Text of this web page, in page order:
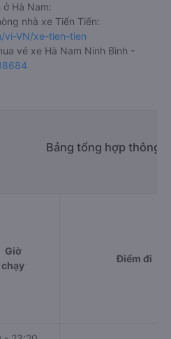
Hà Nam:
nhà xe Tiến Tiến:
vi-VN/xe-tien-tien
vé xe Hà Nam Ninh Bình -
Bảng tổng hợp thông
Giờ
chạy
Điểm đi